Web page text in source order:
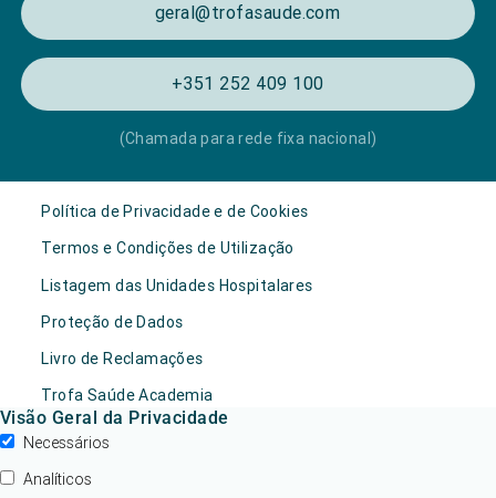
geral@trofasaude.com
+351 252 409 100
(Chamada para rede fixa nacional)
Política de Privacidade e de Cookies
Termos e Condições de Utilização
Listagem das Unidades Hospitalares
Proteção de Dados
Livro de Reclamações
Trofa Saúde Academia
Visão Geral da Privacidade
Necessários
Analíticos